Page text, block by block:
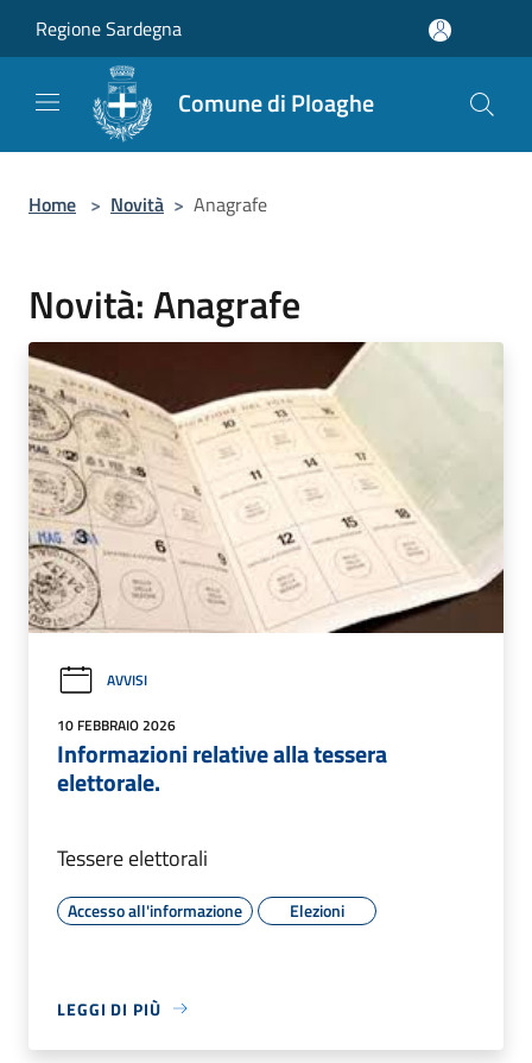
Regione Sardegna
Comune di Ploaghe
Home > Novità > Anagrafe
Novità: Anagrafe
AVVISI
10 FEBBRAIO 2026
Informazioni relative alla tessera
elettorale.
Tessere elettorali
Accesso all'informazione Elezioni
LEGGI DI PIÙ